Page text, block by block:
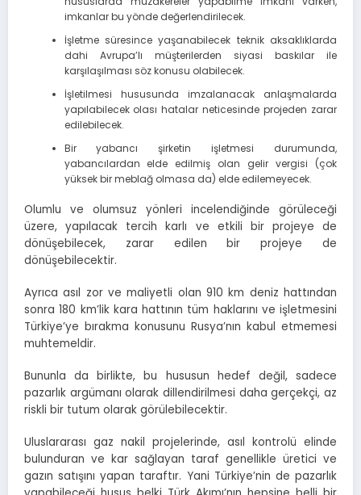
imkanlar bu yönde değerlendirilecek.
İşletme süresince yaşanabilecek teknik aksaklıklarda
dahi Avrupa’lı müşterilerden siyasi baskılar ile
karşılaşılması söz konusu olabilecek.
İşletilmesi hususunda imzalanacak anlaşmalarda
yapılabilecek olası hatalar neticesinde projeden zarar
edilebilecek.
Bir yabancı şirketin işletmesi durumunda,
yabancılardan elde edilmiş olan gelir vergisi (çok
yüksek bir meblağ olmasa da) elde edilemeyecek.
Olumlu ve olumsuz yönleri incelendiğinde görüleceği
üzere, yapılacak tercih karlı ve etkili bir projeye de
dönüşebilecek, zarar edilen bir projeye de
dönüşebilecektir.
Ayrıca asıl zor ve maliyetli olan 910 km deniz hattından
sonra 180 km’lik kara hattının tüm haklarını ve işletmesini
Türkiye’ye bırakma konusunu Rusya’nın kabul etmemesi
muhtemeldir.
Bununla da birlikte, bu hususun hedef değil, sadece
pazarlık argümanı olarak dillendirilmesi daha gerçekçi, az
riskli bir tutum olarak görülebilecektir.
Uluslararası gaz nakil projelerinde, asıl kontrolü elinde
bulunduran ve kar sağlayan taraf genellikle üretici ve
gazın satışını yapan taraftır. Yani Türkiye’nin de pazarlık